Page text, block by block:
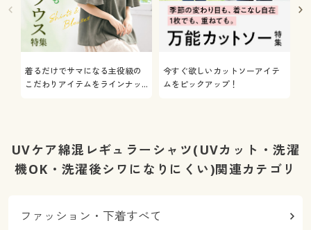
着るだけでサマになる主役級の
こだわりアイテムをラインナッ
今すぐ欲しいカットソーアイテ
ムをピックアップ！
UVケア綿混レギュラーシャツ(UVカット・洗濯
機OK・洗濯後シワになりにくい)関連カテゴリ
ファッション・下着すべて